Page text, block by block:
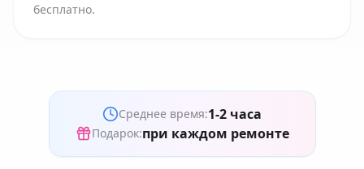
бесплатно.
Среднее время:1-2 часа
Подарок:при каждом ремонте